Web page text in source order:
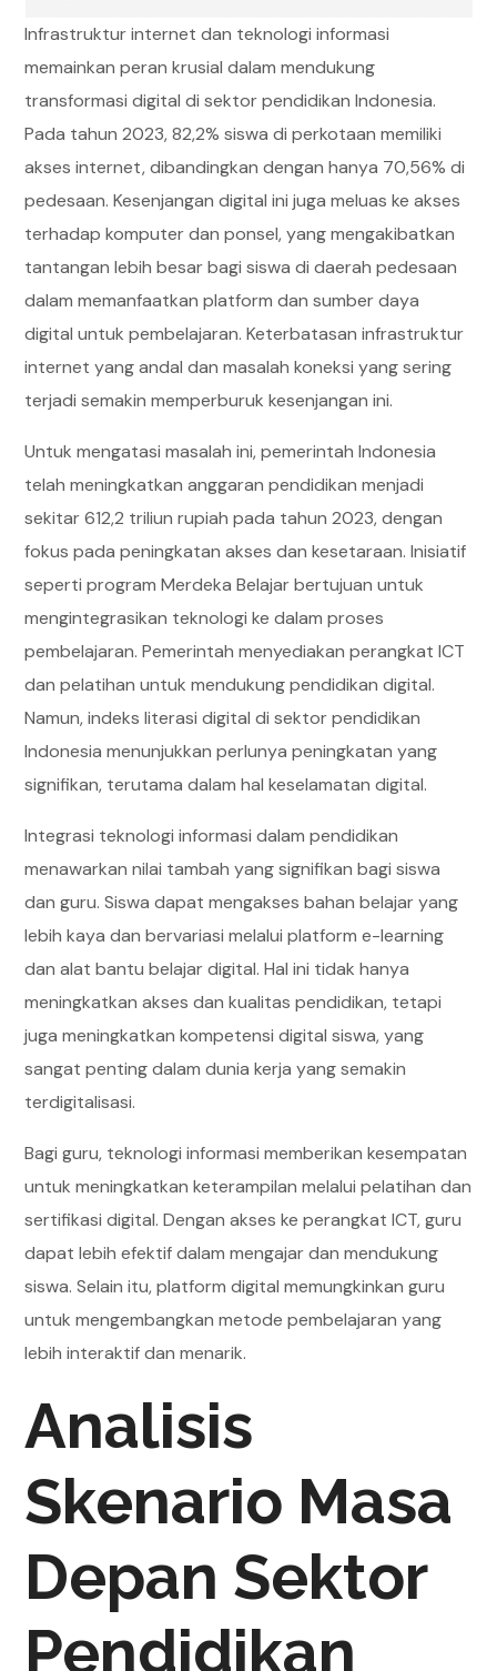
Infrastruktur internet dan teknologi informasi
memainkan peran krusial dalam mendukung
transformasi digital di sektor pendidikan Indonesia.
Pada tahun 2023, 82,2% siswa di perkotaan memiliki
akses internet, dibandingkan dengan hanya 70,56% di
pedesaan. Kesenjangan digital ini juga meluas ke akses
terhadap komputer dan ponsel, yang mengakibatkan
tantangan lebih besar bagi siswa di daerah pedesaan
dalam memanfaatkan platform dan sumber daya
digital untuk pembelajaran. Keterbatasan infrastruktur
internet yang andal dan masalah koneksi yang sering
terjadi semakin memperburuk kesenjangan ini.
Untuk mengatasi masalah ini, pemerintah Indonesia
telah meningkatkan anggaran pendidikan menjadi
sekitar 612,2 triliun rupiah pada tahun 2023, dengan
fokus pada peningkatan akses dan kesetaraan. Inisiatif
seperti program Merdeka Belajar bertujuan untuk
mengintegrasikan teknologi ke dalam proses
pembelajaran. Pemerintah menyediakan perangkat ICT
dan pelatihan untuk mendukung pendidikan digital.
Namun, indeks literasi digital di sektor pendidikan
Indonesia menunjukkan perlunya peningkatan yang
signifikan, terutama dalam hal keselamatan digital.
Integrasi teknologi informasi dalam pendidikan
menawarkan nilai tambah yang signifikan bagi siswa
dan guru. Siswa dapat mengakses bahan belajar yang
lebih kaya dan bervariasi melalui platform e-learning
dan alat bantu belajar digital. Hal ini tidak hanya
meningkatkan akses dan kualitas pendidikan, tetapi
juga meningkatkan kompetensi digital siswa, yang
sangat penting dalam dunia kerja yang semakin
terdigitalisasi.
Bagi guru, teknologi informasi memberikan kesempatan
untuk meningkatkan keterampilan melalui pelatihan dan
sertifikasi digital. Dengan akses ke perangkat ICT, guru
dapat lebih efektif dalam mengajar dan mendukung
siswa. Selain itu, platform digital memungkinkan guru
untuk mengembangkan metode pembelajaran yang
lebih interaktif dan menarik.
Analisis
Skenario Masa
Depan Sektor
Pendidikan